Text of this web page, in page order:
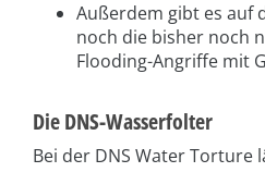
Außerdem gibt es auf
noch die bisher noch
Flooding-Angriffe mit
Die DNS-Wasserfolter
Bei der DNS Water Torture